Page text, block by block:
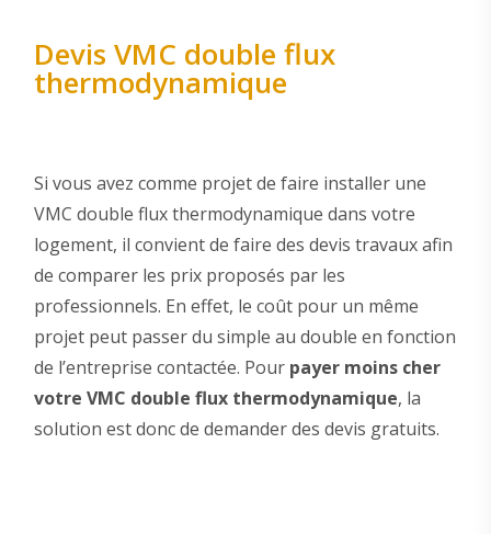
Devis VMC double flux
thermodynamique
Si vous avez comme projet de faire installer une
VMC double flux thermodynamique dans votre
logement, il convient de faire des devis travaux afin
de comparer les prix proposés par les
professionnels. En effet, le coût pour un même
projet peut passer du simple au double en fonction
de l’entreprise contactée. Pour payer moins cher
votre VMC double flux thermodynamique, la
solution est donc de demander des devis gratuits.